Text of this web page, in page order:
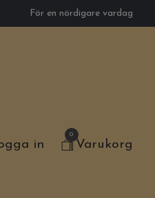
För en nördigare vardag
in
0
Varukorg